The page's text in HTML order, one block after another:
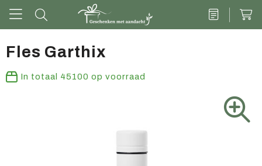
Fles Garthix
In totaal 45100 op voorraad